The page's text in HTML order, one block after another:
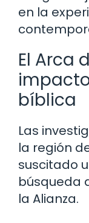
en la
El Arca
bíblica
Las
la región
suscitado
búsqueda
la Alianza.